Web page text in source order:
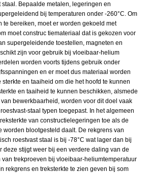
Bepaalde metalen, legeringen en
bij temperaturen onder -260°C. Om
te bereiken, moet er worden gekoeld met
moet construc tiemateriaal dat is gekozen voor
supergeleidende toestellen, magneten en
zijn voor gebruik bij vloeibaar-helium
worden voorts tijdens gebruik onder
en er moet dus materiaal worden
en taaiheid om die het hoofd te kunnen
en taaiheid te kunnen beschikken, alsmede
bewerkbaarheid, worden voor dit doel vaak
staal typen toegepast. In het algemeen
van constructielegeringen toe als de
worden blootgesteld daalt. De rekgrens van
roestvast staal is bij -78°C wat lager dan bij
deze stijgt weer bij een verdere daling van de
van trekproeven bij vloeibaar-heliumtemperatuur
rekgrens en treksterkte te zien geven bij som